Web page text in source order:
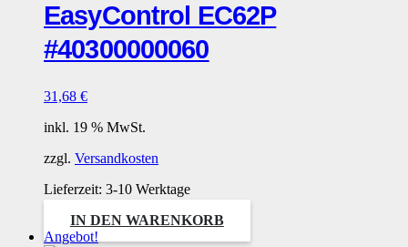
EasyControl EC62P
#40300000060
31,68 €
inkl. 19 % MwSt.
zzgl. Versandkosten
Lieferzeit: 3-10 Werktage
IN DEN WARENKORB
Angebot!